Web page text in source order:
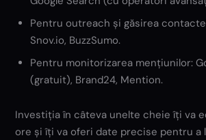
Pentru outreach și găsirea
Snov.io, BuzzSumo.
Pentru monitorizarea mențiunilor:
(gratuit), Brand24, Mention.
Investiția în câteva unelte cheie îți va
ore și îți va oferi date precise pentru a